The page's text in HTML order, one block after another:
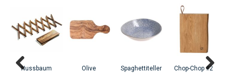
Nussbaum Olive Spaghettiteller Chop-Chop #2